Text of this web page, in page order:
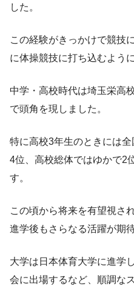
した。
この経験がきっかけで競技
に体操競技に打ち込むよう
中学・高校時代は埼玉栄高
で頭角を現しました。
特に高校3年生のときには
4位、高校総体ではゆかで2
す。
この頃から将来を有望視さ
進学後もさらなる活躍が期
大学は日本体育大学に進学
会に出場するなど、順調な